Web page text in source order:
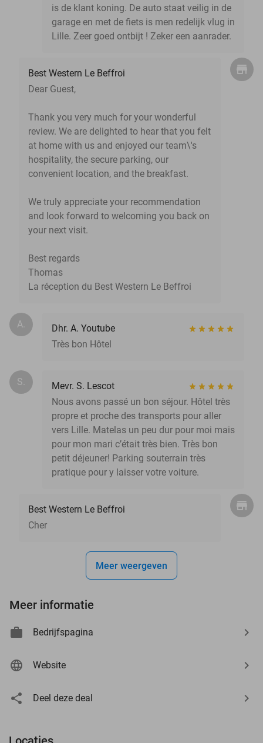
is de klant koning. De auto staat veilig in de
garage en met de fiets is men redelijk vlug in
Lille. Zeer goed ontbijt ! Zeker een aanrader.
Best Western Le Beffroi
Dear Guest,
Thank you very much for your wonderful
review. We are delighted to hear that you felt
at home with us and enjoyed our team\'s
hospitality, the secure parking, our
convenient location, and the breakfast.
We truly appreciate your recommendation
and look forward to welcoming you back on
your next visit.
Best regards
Thomas
La réception du Best Western Le Beffroi
A.
Dhr. A. Youtube
Très bon Hôtel
S.
Mevr. S. Lescot
Nous avons passé un bon séjour. Hôtel très
propre et proche des transports pour aller
vers Lille. Matelas un peu dur pour moi mais
pour mon mari c’était très bien. Très bon
petit déjeuner! Parking souterrain très
pratique pour y laisser votre voiture.
Best Western Le Beffroi
Cher
Meer weergeven
Meer informatie
Bedrijfspagina
Website
Deel deze deal